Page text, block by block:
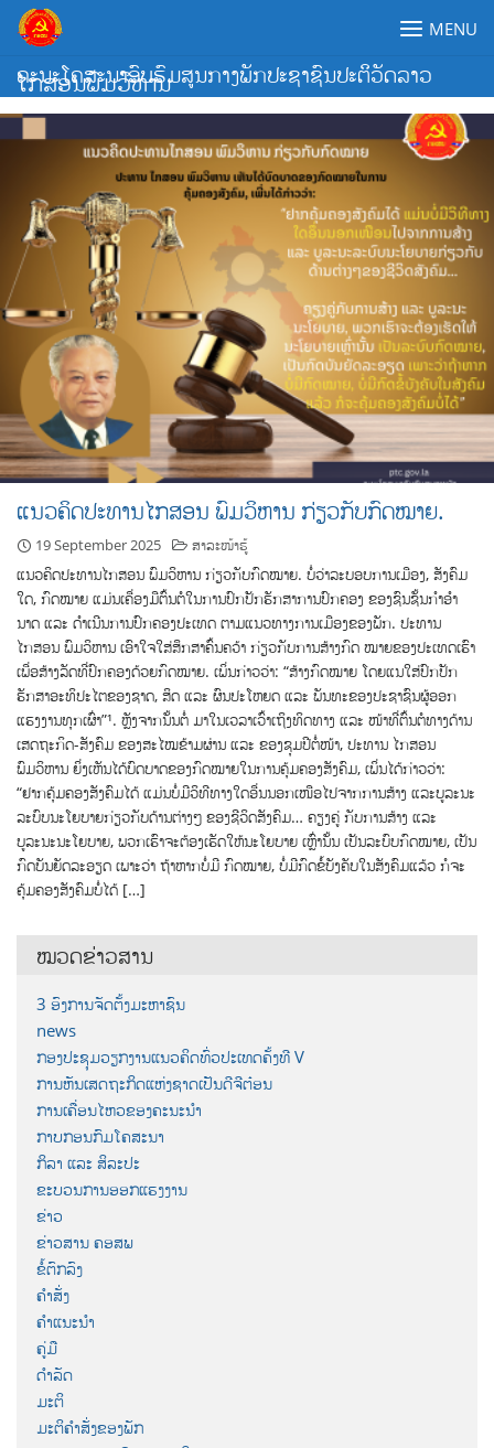
Skip
content
ຄະນະໂຄສະນາອົບຮົມສູນກາງພັກປະຊາຊົນປະຕິວັດລາວ
MENU
ໄກສອນພົມວິຫານ
ແນວຄິດປະທານໄກສອນ ພົມວິຫານ ກ່ຽວກັບກົດໝາຍ.
19 September 2025 ສາລະໜ້າຮູ້
ແນວຄິດປະທານໄກສອນ ພົມວິຫານ ກ່ຽວກັບກົດໝາຍ. ບໍ່ວ່າລະບອບການເມືອງ, ສັງຄົມ
ໃດ, ກົດໝາຍ ແມ່ນເຄື່ອງມືຕົ້ນຕໍໃນການປົກປັກຮັກສາການປົກຄອງ ຂອງຊົນຊັ້ນກໍາອໍາ
ນາດ ແລະ ດໍາເນີນການປົກຄອງປະເທດ ຕາມແນວທາງການເມືອງຂອງພັກ. ປະທານ
ໄກສອນ ພົມວິຫານ ເອົາໃຈໃສ່ສຶກສາຄົ້ນຄວ້າ ກ່ຽວກັບການສ້າງກົດ ໝາຍຂອງປະເທດເຮົາ
ເພື່ອສ້າງລັດທີ່ປົກຄອງດ້ວຍກົດໝາຍ. ເພິ່ນກ່າວວ່າ: “ສ້າງກົດໝາຍ ໂດຍແນໃສ່ປົກປັກ
ຮັກສາອະທິປະໄຕຂອງຊາດ, ສິດ ແລະ ຜົນປະໂຫຍດ ແລະ ພັນທະຂອງປະຊາຊົນຜູ້ອອກ
ແຮງງານທຸກເຜົ່າ”¹. ຫຼັງຈາກນັ້ນຕໍ່ ມາໃນເວລາເວົ້າເຖິງທິດທາງ ແລະ ໜ້າທີ່ຕົ້ນຕໍທາງດ້ານ
ເສດຖະກິດ-ສັງຄົມ ຂອງສະໄໝຂ້າມຜ່ານ ແລະ ຂອງຊຸມປີຕໍ່ໜ້າ, ປະທານ ໄກສອນ
ພົມວິຫານ ຍິ່ງເຫັນໄດ້ບົດບາດຂອງກົດໝາຍໃນການຄຸ້ມຄອງສັງຄົມ, ເພິ່ນໄດ້ກ່າວວ່າ:
“ຢາກຄຸ້ມຄອງສັງຄົມໄດ້ ແມ່ນບໍ່ມີວິທີທາງໃດອື່ນນອກເໜືອໄປຈາກການສ້າງ ແລະບູລະນະ
ລະບົບນະໂຍບາຍກ່ຽວກັບດ້ານຕ່າງໆ ຂອງຊີວິດສັງຄົມ… ຄຽງຄູ່ ກັບການສ້າງ ແລະ
ບູລະນະນະໂຍບາຍ, ພວກເຮົາຈະຕ້ອງເຮັດໃຫ້ນະໂຍບາຍ ເຫຼົ່ານັ້ນ ເປັນລະບົບກົດໝາຍ, ເປັນ
ກົດບັນຍັດລະອຽດ ເພາະວ່າ ຖ້າຫາກບໍ່ມີ ກົດໝາຍ, ບໍ່ມີກົດຂໍ້ບັງຄັບໃນສັງຄົມແລ້ວ ກໍຈະ
ຄຸ້ມຄອງສັງຄົມບໍ່ໄດ້ […]
ໝວດຂ່າວສານ
3 ອົງການຈັດຕັ້ງມະຫາຊົນ
news
ກອງປະຊຸມວຽກງານແນວຄິດທົ່ວປະເທດຄັ້ງທີ V
ການຫັນເສດຖະກິດແຫ່ງຊາດເປັນດີຈີຕ໋ອນ
ການເຄື່ອນໄຫວຂອງຄະນະນຳ
ກາບກອນກົມໂຄສະນາ
ກິລາ ແລະ ສິລະປະ
ຂະບວນການອອກແຮງງານ
ຂ່າວ
ຂ່າວສານ ຄອສພ
ຂໍ້ຕົກລົງ
ຄຳສັ່ງ
ຄຳແນະນຳ
ຄູ່ມື
ດຳລັດ
ມະຕິ
ມະຕິຄຳສັ່ງຂອງພັກ